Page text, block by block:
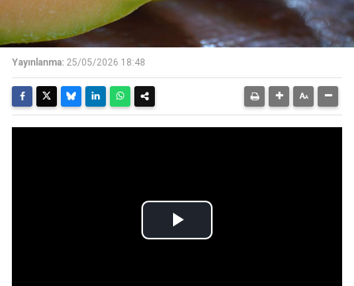
Yayınlanma: 25/05/2026 18:48